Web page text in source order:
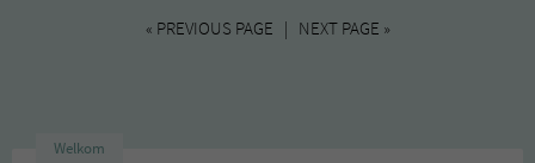
Win« PREVIOUS PAGE | NEXT PAGE »
Welkom